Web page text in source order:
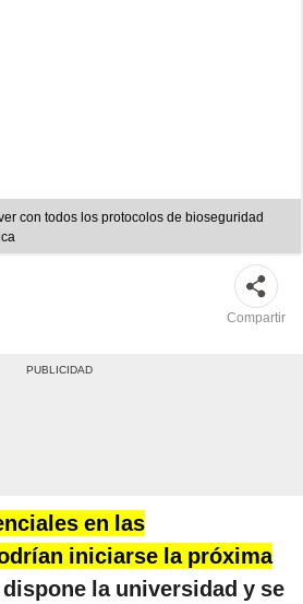
con todos los protocolos de bioseguridad
Compartir
en las
iniciarse la próxima
la universidad y se